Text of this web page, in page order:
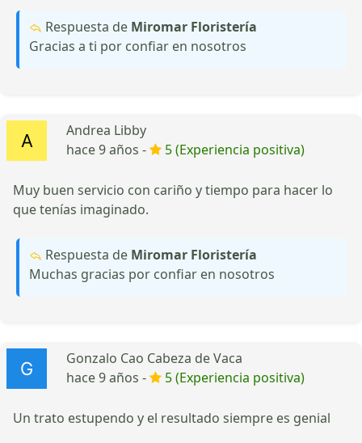
Respuesta de Miromar Floristería
Gracias a ti por confiar en nosotros
Andrea Libby
hace 9 años -
5 (Experiencia positiva)
Muy buen servicio con cariño y tiempo para hacer lo
que tenías imaginado.
Respuesta de Miromar Floristería
Muchas gracias por confiar en nosotros
Gonzalo Cao Cabeza de Vaca
hace 9 años -
5 (Experiencia positiva)
Un trato estupendo y el resultado siempre es genial